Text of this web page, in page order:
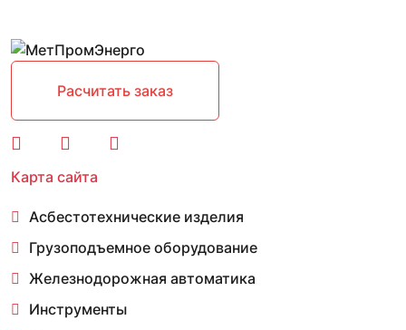
Расчитать заказ
Карта сайта
Асбестотехнические изделия
Грузоподъемное оборудование
Железнодорожная автоматика
Инструменты